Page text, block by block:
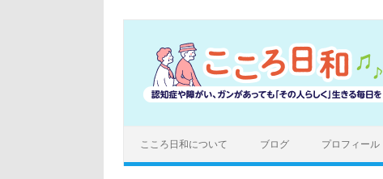
プ
こころ日和について ブログ プロフィール